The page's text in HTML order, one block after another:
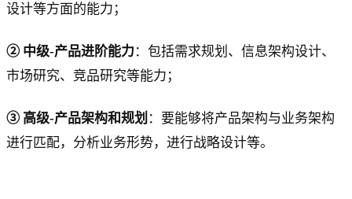
设计等方面的能力；
② 中级-产品进阶能力 ：包括需求规划、信息架构设计、
市场研究、竞品研究等能力；
③ 高级-产品架构和规划 ：要能够将产品架构与业务架构
进行匹配，分析业务形势，进行战略设计等。